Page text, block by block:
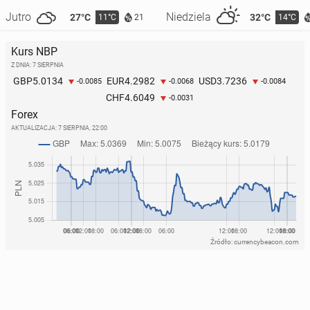
Jutro 27°C 11°C 21 Niedziela 32°C 14°C
Kurs NBP
Z DNIA: 7 SIERPNIA
GBP5.0134 -0.0085 EUR4.2982 -0.0068 USD3.7236 -0.0084
CHF4.6049 -0.0031
Forex
AKTUALIZACJA: 7 SIERPNIA, 22:00
Źródło: currencybeacon.com